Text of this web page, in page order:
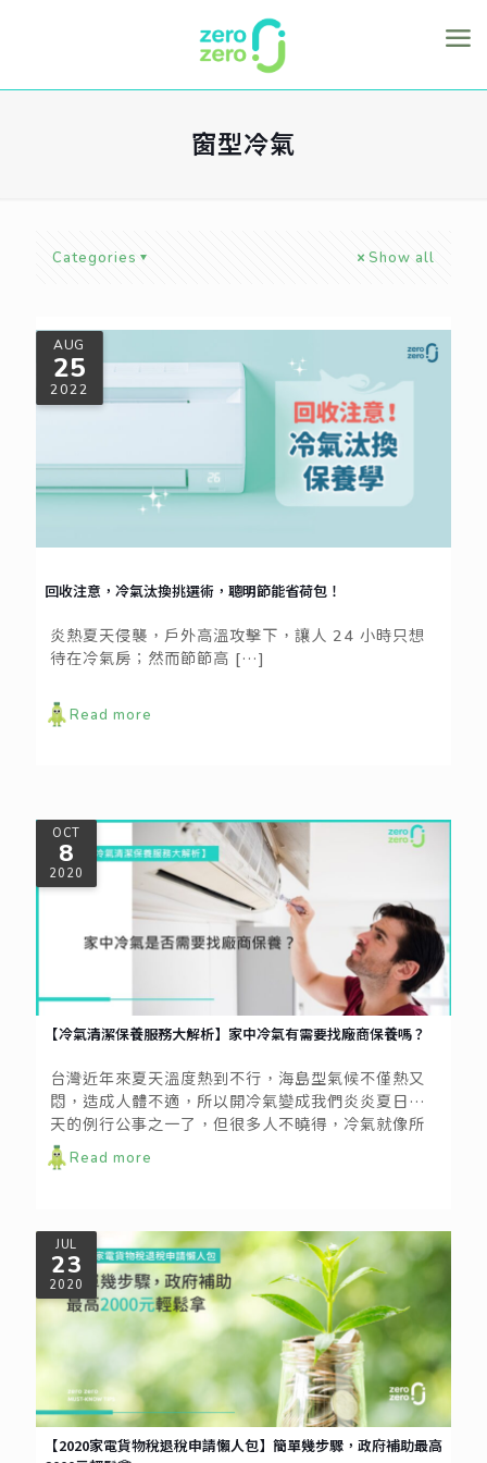
窗型冷氣
Categories Show all
AUG
25
2022
回收注意，冷氣汰換挑選術，聰明節能省荷包！
炎熱夏天侵襲，戶外高溫攻擊下，讓人 24 小時只想
待在冷氣房；然而節節高 […]
Read more
OCT
8
2020
【冷氣清潔保養服務大解析】家中冷氣有需要找廠商保養嗎？
台灣近年來夏天溫度熱到不行，海島型氣候不僅熱又
悶，造成人體不適，所以開冷氣變成我們炎炎夏日每
天的例行公事之一了，但很多人不曉得，冷氣就像所
有的工具一樣，都需要定期保養，才能確保冷氣能在
您需要時正常運作呦! 究竟冷氣是否需要找廠商保養清
中。然而這部分的清潔很難由我們自己DIY清洗，而是
需要專業的技師拆結構後，用高壓水柱才能清洗到。
以下小編整理出是否找廠商保養Q&A，一起來看看吧!
Read more
JUL
23
2020
【2020家電貨物稅退稅申請懶人包】簡單幾步驟，政府補助最高